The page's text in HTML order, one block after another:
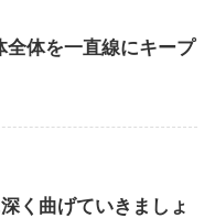
全体を一直線にキープ
く曲げていきましょ